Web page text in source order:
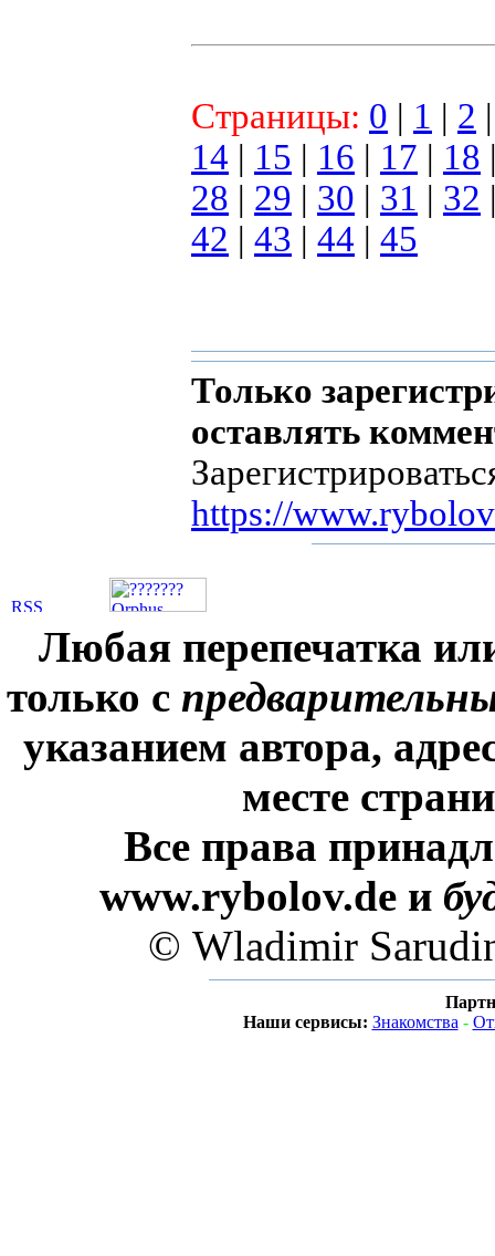
Страницы: 0 | 1 | 2
14 | 15 | 16 | 17 | 18
28 | 29 | 30 | 31 | 32
42 | 43 | 44 | 45
Только
оставлять
https://
Любая перепечатка
только с
указанием автора,
месте
Все права
www.rybolov.de и
© Wladimir
Наши сервисы: Знакомства -